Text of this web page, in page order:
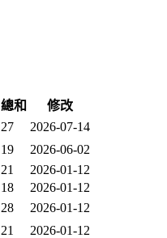
總和
修改
27
2026-07-14
19
2026-06-02
21
2026-01-12
18
2026-01-12
28
2026-01-12
21 2026-01-12